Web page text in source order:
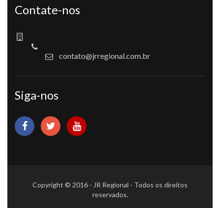
Contate-nos
contato@jrregional.com.br
Siga-nos
Copyright © 2016 - JR Regional - Todos os direitos
reservados.